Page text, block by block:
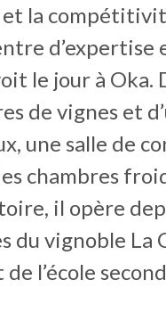
la
d’expertise
le jour à Oka.
de vignes et
une salle de
chambres
il opère
du vignoble La
l’école